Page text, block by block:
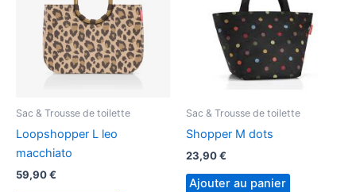
Sac & Trousse de toilette
Loopshopper L leo
macchiato
59,90€
Sac & Trousse de toilette
Shopper M dots
23,90€
Ajouter au panier